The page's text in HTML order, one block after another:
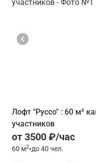
Лофт "Руссо" : 60 м²
участников
от 3500 ₽/час
60 м2•до 40 чел.